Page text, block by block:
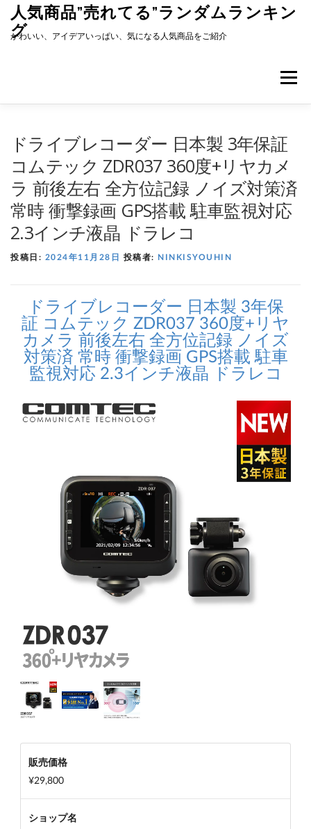
人気商品”売れてる”ランダムランキン
グ
かわいい、アイデアいっぱい、気になる人気商品をご紹介
メニュ
ドライブレコーダー 日本製 3年保証
コムテック ZDR037 360度+リヤカメ
ラ 前後左右 全方位記録 ノイズ対策済
常時 衝撃録画 GPS搭載 駐車監視対応
2.3インチ液晶 ドラレコ
投稿日: 2024年11月28日 投稿者: NINKISYOUHIN
ドライブレコーダー 日本製 3年保
証 コムテック ZDR037 360度+リヤ
カメラ 前後左右 全方位記録 ノイズ
対策済 常時 衝撃録画 GPS搭載 駐車
監視対応 2.3インチ液晶 ドラレコ
販売価格
¥29,800
ショップ名